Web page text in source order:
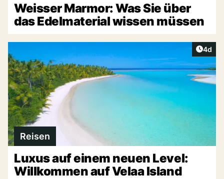
Weisser Marmor: Was Sie über
das Edelmaterial wissen müssen
4d
Reisen
Luxus auf einem neuen Level:
Willkommen auf Velaa Island